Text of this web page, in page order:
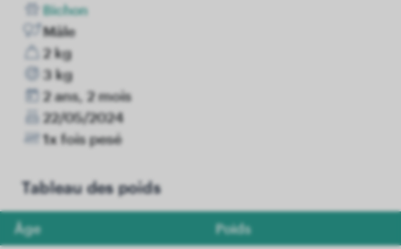
Bichon
Mâle
2 kg
3 kg
2 ans, 2 mois
22/05/2024
1x fois pesé
Tableau des poids
Âge Poids